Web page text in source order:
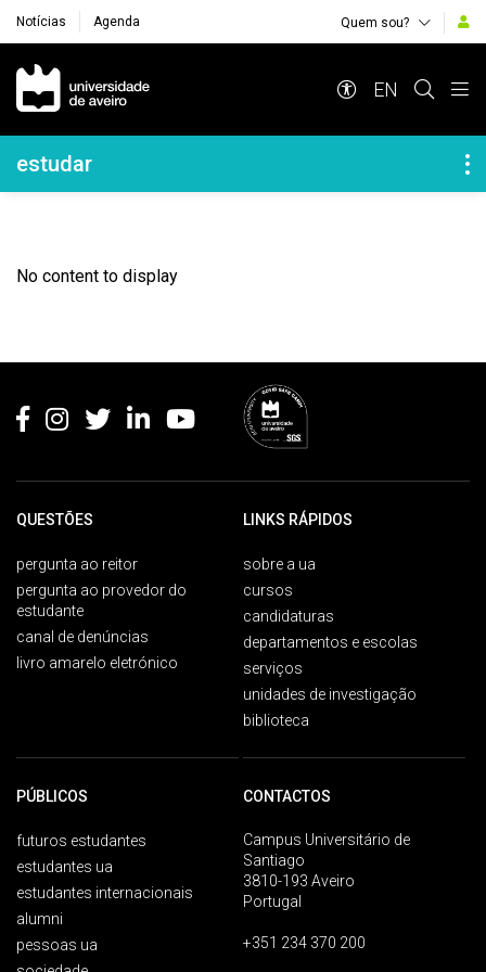
Notícias Agenda Quem sou?
Navegação Principal
EN
Navegação Lateral
estudar
No content to display
QUESTÕES
pergunta ao reitor
pergunta ao provedor do
estudante
canal de denúncias
livro amarelo eletrónico
LINKS RÁPIDOS
sobre a ua
cursos
candidaturas
departamentos e escolas
serviços
unidades de investigação
biblioteca
PÚBLICOS
futuros estudantes
estudantes ua
estudantes internacionais
alumni
pessoas ua
CONTACTOS
Campus Universitário de
Santiago
3810-193 Aveiro
Portugal
+351 234 370 200